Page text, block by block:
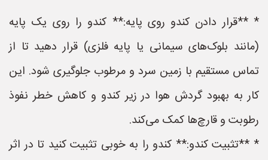
* **قرار دادن کندو روی پایه:** کندو را روی یک پایه
(مانند بلوک‌های سیمانی یا پایه فلزی) قرار دهید تا از
تماس مستقیم با زمین سرد و مرطوب جلوگیری شود. این
کار به بهبود گردش هوا در زیر کندو و کاهش خطر نفوذ
رطوبت و قارچ‌ها کمک می‌کند.
* **تثبیت کندو:** کندو را به خوبی تثبیت کنید تا در اثر